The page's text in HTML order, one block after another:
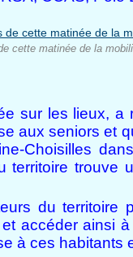
cette matinée de la
sur les lieux,
aux seniors et
Choisilles
territoire trouve
du territoire
accéder ainsi
à ces habitants